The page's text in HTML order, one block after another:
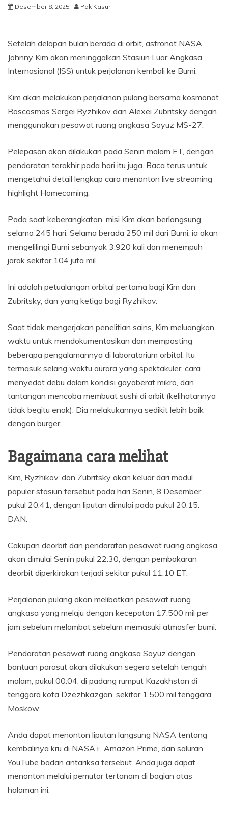
Desember 8, 2025 Pak Kasur
Setelah delapan bulan berada di orbit, astronot NASA
Johnny Kim akan meninggalkan Stasiun Luar Angkasa
Internasional (ISS) untuk perjalanan kembali ke Bumi.
Kim akan melakukan perjalanan pulang bersama kosmonot
Roscosmos Sergei Ryzhikov dan Alexei Zubritsky dengan
menggunakan pesawat ruang angkasa Soyuz MS-27.
Pelepasan akan dilakukan pada Senin malam ET, dengan
pendaratan terakhir pada hari itu juga. Baca terus untuk
mengetahui detail lengkap cara menonton live streaming
highlight Homecoming.
Pada saat keberangkatan, misi Kim akan berlangsung
selama 245 hari. Selama berada 250 mil dari Bumi, ia akan
mengelilingi Bumi sebanyak 3.920 kali dan menempuh
jarak sekitar 104 juta mil.
Ini adalah petualangan orbital pertama bagi Kim dan
Zubritsky, dan yang ketiga bagi Ryzhikov.
Saat tidak mengerjakan penelitian sains, Kim meluangkan
waktu untuk mendokumentasikan dan memposting
beberapa pengalamannya di laboratorium orbital. Itu
termasuk selang waktu aurora yang spektakuler, cara
menyedot debu dalam kondisi gayaberat mikro, dan
tantangan mencoba membuat sushi di orbit (kelihatannya
tidak begitu enak). Dia melakukannya sedikit lebih baik
dengan burger.
Bagaimana cara melihat
Kim, Ryzhikov, dan Zubritsky akan keluar dari modul
populer stasiun tersebut pada hari Senin, 8 Desember
pukul 20:41, dengan liputan dimulai pada pukul 20:15.
DAN.
Cakupan deorbit dan pendaratan pesawat ruang angkasa
akan dimulai Senin pukul 22:30, dengan pembakaran
deorbit diperkirakan terjadi sekitar pukul 11:10 ET.
Perjalanan pulang akan melibatkan pesawat ruang
angkasa yang melaju dengan kecepatan 17.500 mil per
jam sebelum melambat sebelum memasuki atmosfer bumi.
Pendaratan pesawat ruang angkasa Soyuz dengan
bantuan parasut akan dilakukan segera setelah tengah
malam, pukul 00:04, di padang rumput Kazakhstan di
tenggara kota Dzezhkazgan, sekitar 1.500 mil tenggara
Moskow.
Anda dapat menonton liputan langsung NASA tentang
kembalinya kru di NASA+, Amazon Prime, dan saluran
YouTube badan antariksa tersebut. Anda juga dapat
menonton melalui pemutar tertanam di bagian atas
halaman ini.